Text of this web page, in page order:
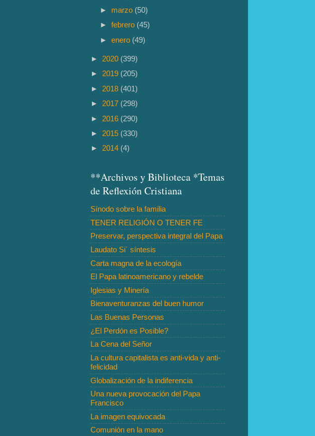
► marzo (50)
►febrero (45)
►enero (49)
► 2020 (399)
► 2019 (205)
► 2018 (401)
► 2017 (298)
► 2016 (290)
► 2015 (330)
► 2014 (4)
**Archivos y Biblioteca *Temas
de Reflexión Cristiana
Sínodo sobre la familia
TENER RELIGIÓN O TENER FE
Preservar, perspectiva integral del Papa
Laudato Si´ síntesis
Carta magna de la ecología
El Papa latinoamericano y rebelde
Iglesias y Minería
Bienaventuranzas del buen humor
Las Buenas Personas
¿El Perdón es Posible?
La Cena del Señor
La cultura capitalista es anti-vida y anti-
felicidad
Globalización de la indiferencia
Una nueva provocación del Papa
Francisco
La imagen equivocada
Comunión en la mano